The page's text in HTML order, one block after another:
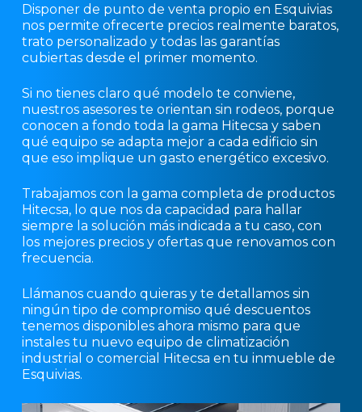
Disponer de punto de venta propio en Esquivias
nos permite ofrecerte precios realmente baratos,
trato personalizado y todas las garantías
cubiertas desde el primer momento.
Si no tienes claro qué modelo te conviene,
nuestros asesores te orientan sin rodeos, porque
conocen a fondo toda la gama Hitecsa y saben
qué equipo se adapta mejor a cada edificio sin
que eso implique un gasto energético excesivo.
Trabajamos con la gama completa de productos
Hitecsa, lo que nos da capacidad para hallar
siempre la solución más indicada a tu caso, con
los mejores precios y ofertas que renovamos con
frecuencia.
Llámanos cuando quieras y te detallamos sin
ningún tipo de compromiso qué descuentos
tenemos disponibles ahora mismo para que
instales tu nuevo equipo de climatización
industrial o comercial Hitecsa en tu inmueble de
Esquivias.